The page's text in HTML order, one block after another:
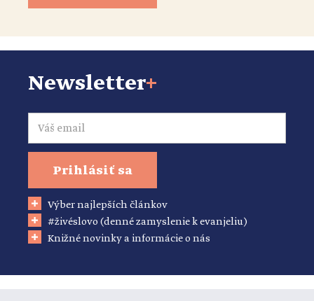
Newsletter+
Email
Prihlásiť sa
Výber najlepších článkov
#živéslovo (denné zamyslenie k evanjeliu)
Knižné novinky a informácie o nás